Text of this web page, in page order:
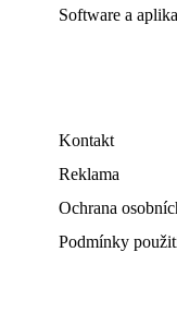
Software a
Kontakt
Reklama
Ochrana
Podmínky